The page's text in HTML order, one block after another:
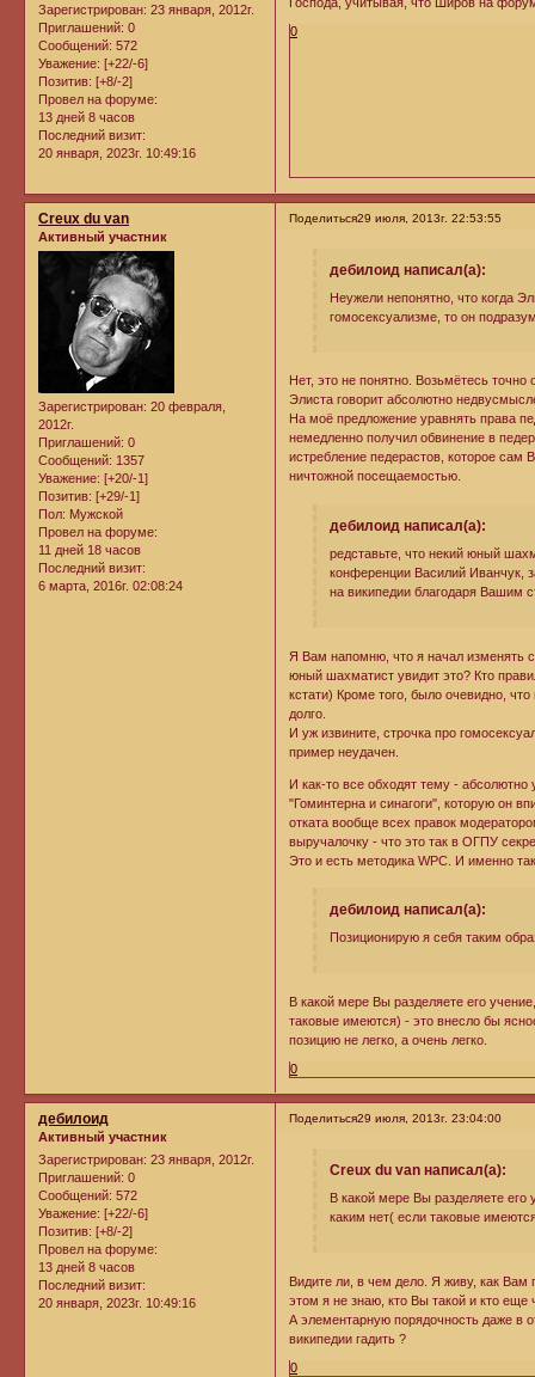
Зарегистрирован: 23 января, 2012г.
Приглашений: 0
Сообщений: 572
Уважение: [+22/-6]
Позитив: [+8/-2]
Провел на форуме:
13 дней 8 часов
Последний визит:
20 января, 2023г. 10:49:16
0
Поделиться29 июля, 2013г. 22:53:55
Creux du van
Активный участник
Зарегистрирован: 20 февраля,
2012г.
Приглашений: 0
Сообщений: 1357
Уважение: [+20/-1]
Позитив: [+29/-1]
Пол: Мужской
Провел на форуме:
11 дней 18 часов
Последний визит:
6 марта, 2016г. 02:08:24
дебилоид написал(а):
Неужели непонятно, что когда
гомосексуализме, то он
Нет, это не понятно. Возьмётесь
Элиста говорит абсолютно
На моё предложение уравнять права
немедленно получил обвинение в
истребление педерастов, которое сам
ничтожной посещаемостью.
дебилоид написал(а):
редставьте, что некий юный
конференции Василий Иванчук,
на википедии благодаря Вашим
Я Вам напомню, что я начал изменять
юный шахматист увидит это? Кто
кстати) Кроме того, было очевидно,
долго.
И уж извините, строчка про
пример неудачен.
И как-то все обходят тему -
"Гоминтерна и синагоги", которую он
отката вообще всех правок
выручалочку - что это так в ОГПУ
Это и есть методика WPC. И именно
дебилоид написал(а):
Позиционирую я себя таким
В какой мере Вы разделяете его
таковые имеются) - это внесло бы
позицию не легко, а очень легко.
0
Поделиться29 июля, 2013г. 23:04:00
дебилоид
Активный участник
Зарегистрирован: 23 января, 2012г.
Приглашений: 0
Сообщений: 572
Уважение: [+22/-6]
Позитив: [+8/-2]
Провел на форуме:
13 дней 8 часов
Последний визит:
20 января, 2023г. 10:49:16
Creux du van написал(а):
В какой мере Вы разделяете
каким нет( если таковые
Видите ли, в чем дело. Я живу, как
этом я не знаю, кто Вы такой и кто
А элементарную порядочность даже в
википедии гадить ?
0